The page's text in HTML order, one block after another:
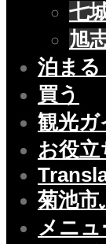
七
旭
泊まる
買う
観光ガ
お役立
菊池市
メニ